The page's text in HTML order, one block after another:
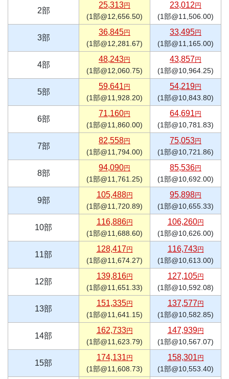
2部
25,313円
(1部@12,656.50)
23,012 円
(1部@11,506.00)
3部
36,845円
(1部@12,281.67)
33,495円
(1部@11,165.00)
4部
48,243円
(1部@12,060.75)
43,857円
(1部@10,964.25)
5部
59,641 円
(1部@11,928.20)
54,219円
(1部@10,843.80)
6部
71,160円
(1部@11,860.00)
64,691 円
(1部@10,781.83)
7部
82,558円
(1部@11,794.00)
75,053円
(1部@10,721.86)
8部
94,090円
(1部@11,761.25)
85,536円
(1部@10,692.00)
9部
105,488円
(1部@11,720.89)
95,898円
(1部@10,655.33)
10部
116,886円
(1部@11,688.60)
106,260円
(1部@10,626.00)
11部
128,417円
(1部@11,674.27)
116,743円
(1部@10,613.00)
12部
139,816円
(1部@11,651.33)
127,105円
(1部@10,592.08)
13部
151,335円
(1部@11,641.15)
137,577円
(1部@10,582.85)
14部
162,733円
(1部@11,623.79)
147,939円
(1部@10,567.07)
15部
174,131 円
(1部@11,608.73)
158,301 円
(1部@10,553.40)